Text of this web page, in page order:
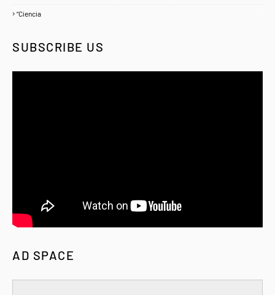
“Ciencia
SUBSCRIBE US
AD SPACE